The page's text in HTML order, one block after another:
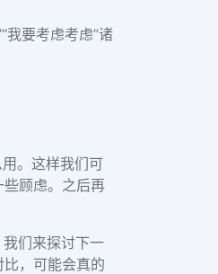
我要考虑考虑”诸
。这样我们可
顾虑。之后再
们来探讨下一
，可能会真的